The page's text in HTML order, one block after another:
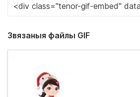
Звязаныя файлы GIF